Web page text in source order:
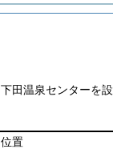
田温泉センターを設
位置